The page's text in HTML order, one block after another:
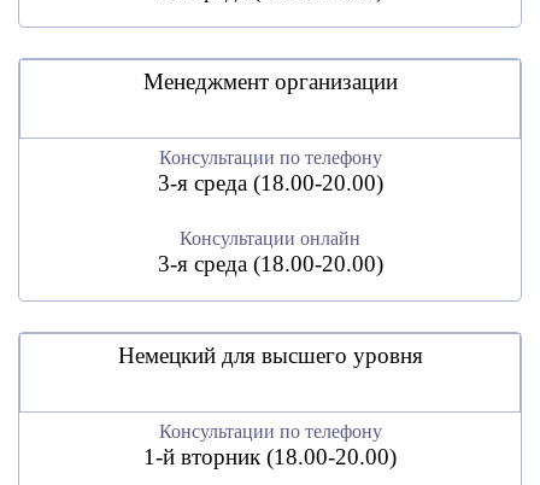
Менеджмент организации
Консультации по телефону
3-я среда (18.00-20.00)
Консультации онлайн
3-я среда (18.00-20.00)
Немецкий для высшего уровня
Консультации по телефону
1-й вторник (18.00-20.00)